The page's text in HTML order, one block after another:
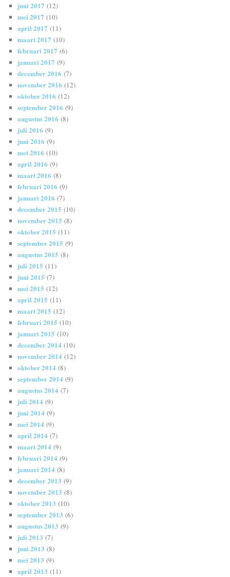
juni 2017 (12)
mei 2017 (10)
april 2017 (11)
maart 2017 (10)
februari 2017 (6)
januari 2017 (9)
december 2016 (7)
november 2016 (12)
oktober 2016 (12)
september 2016 (9)
augustus 2016 (8)
juli 2016 (9)
juni 2016 (9)
mei 2016 (10)
april 2016 (9)
maart 2016 (8)
februari 2016 (9)
januari 2016 (7)
december 2015 (10)
november 2015 (8)
oktober 2015 (11)
september 2015 (9)
augustus 2015 (8)
juli 2015 (11)
juni 2015 (7)
mei 2015 (12)
april 2015 (11)
maart 2015 (12)
februari 2015 (10)
januari 2015 (10)
december 2014 (10)
november 2014 (12)
oktober 2014 (8)
september 2014 (9)
augustus 2014 (7)
juli 2014 (9)
juni 2014 (9)
mei 2014 (9)
april 2014 (7)
maart 2014 (9)
februari 2014 (9)
januari 2014 (8)
december 2013 (9)
november 2013 (8)
oktober 2013 (10)
september 2013 (6)
augustus 2013 (9)
juli 2013 (7)
juni 2013 (8)
mei 2013 (9)
april 2013 (11)